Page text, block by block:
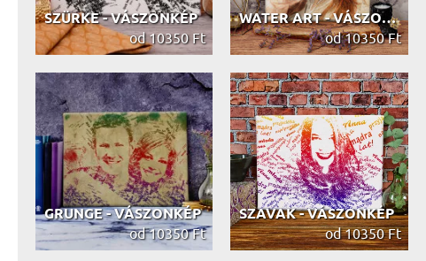
SZÜRKE - VÁSZONKÉP
od 10350 Ft
WATER ART - VÁSZONKÉP
od 10350 Ft
GRUNGE - VÁSZONKÉP
od 10350 Ft
SZAVAK - VÁSZONKÉP
od 10350 Ft